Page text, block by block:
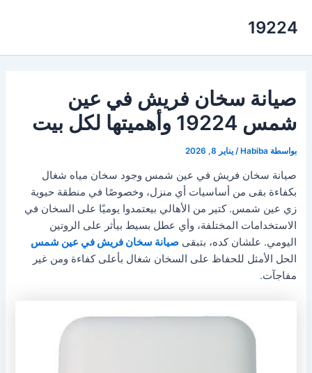
19224
صيانة سخان فريش في عين
شمس 19224 وأهميتها لكل بيت
بواسطة Habiba
/يناير 8, 2026
صيانة سخان فريش في عين شمس وجود سخان مياه شغال
بكفاءة بقى من أساسيات أي منزل، وخصوصًا في منطقة حيوية
زي عين شمس. كتير من الأهالي بيعتمدوا يوميًا على السخان في
الاستخدامات المختلفة، وأي عطل بسيط بيأثر على الروتين
اليومي. علشان كده، بتبقىصيانة سخان فريش في عين شمس
الحل الأمثل للحفاظ على السخان شغال بأعلى كفاءة ومن غير
مفاجآت.